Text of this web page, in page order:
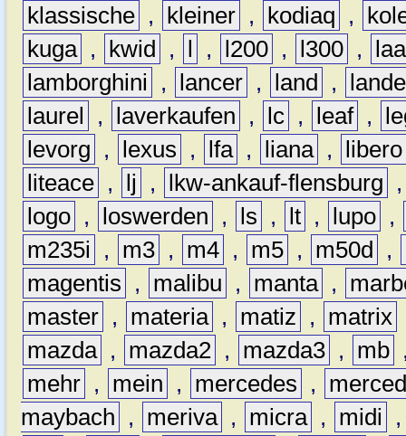
klassische , kleiner , kodiaq ,
kuga , kwid , l , l200 , l300 ,
lamborghini
, lancer , land ,
laurel
, laverkaufen , lc , leaf ,
levorg
, lexus , lfa , liana ,
libero
liteace , lj , lkw-ankauf-flensburg
logo , loswerden , ls , lt , lupo ,
m235i
, m3 , m4 , m5 , m50d ,
magentis
, malibu , manta ,
master , materia , matiz , matrix
mazda , mazda2 , mazda3 , mb
mehr , mein , mercedes ,
maybach
, meriva , micra , midi